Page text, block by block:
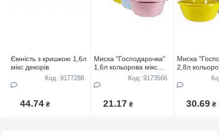
Ємнiсть з кришкою 1,6л
мiкс декорiв
Код: 9177288
44.74 ₴
Миска "Господарочка"
1,6л кольорова мiкс
Код: 9173566
21.17 ₴
Миска
2,8л
30.69 ₴